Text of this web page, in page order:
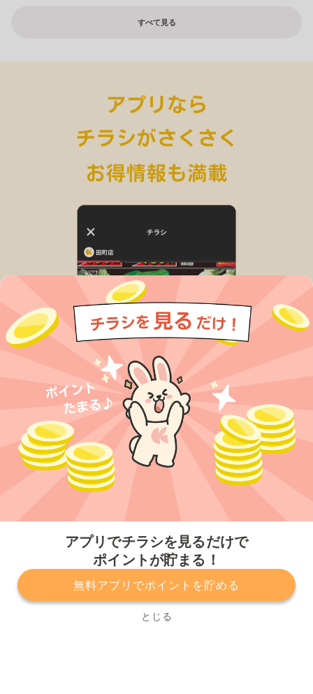
アプリでチラシを見るだけで
ポイントが貯まる！
無料アプリでポイントを貯める
とじる
すべて見る
プライバシーポリシー 利用規約
運営会社
サービスに関してのお問い合わせ